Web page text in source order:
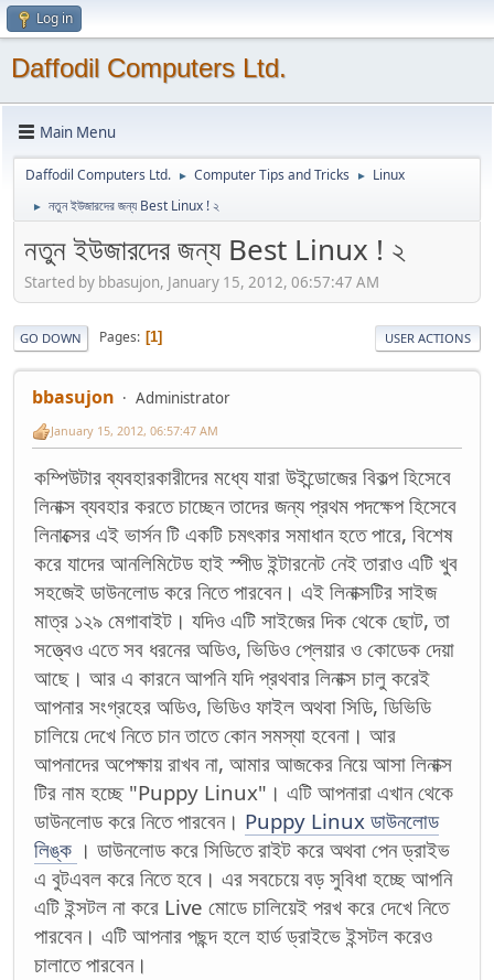
Log in
Daffodil Computers Ltd.
Main Menu
Daffodil Computers Ltd. ► Computer Tips and Tricks ► Linux
► নতুন ইউজারদের জন্য Best Linux ! ২
নতুন ইউজারদের জন্য Best Linux ! ২
Started by bbasujon, January 15, 2012, 06:57:47 AM
GO DOWN Pages 1 USER ACTIONS
bbasujon Administrator
January 15, 2012, 06:57:47 AM
কম্পিউটার ব্যবহারকারীদের মধ্যে যারা উইন্ডোজের বিকল্প হিসেবে
লিনাক্স ব্যবহার করতে চাচ্ছেন তাদের জন্য প্রথম পদক্ষেপ হিসেবে
লিনাক্সের এই ভার্সন টি একটি চমৎকার সমাধান হতে পারে, বিশেষ
করে যাদের আনলিমিটেড হাই স্পীড ইন্টারনেট নেই তারাও এটি খুব
সহজেই ডাউনলোড করে নিতে পারবেন। এই লিনাক্সটির সাইজ
মাত্র ১২৯ মেগাবাইট। যদিও এটি সাইজের দিক থেকে ছোট, তা
সত্ত্বেও এতে সব ধরনের অডিও, ভিডিও প্লেয়ার ও কোডেক দেয়া
আছে। আর এ কারনে আপনি যদি প্রথবার লিনাক্স চালু করেই
আপনার সংগ্রহের অডিও, ভিডিও ফাইল অথবা সিডি, ডিভিডি
চালিয়ে দেখে নিতে চান তাতে কোন সমস্যা হবেনা। আর
আপনাদের অপেক্ষায় রাখব না, আমার আজকের নিয়ে আসা লিনাক্স
টির নাম হচ্ছে "Puppy Linux"। এটি আপনারা এখান থেকে
ডাউনলোড করে নিতে পারবেন। Puppy Linux ডাউনলোড
লিঙ্ক । ডাউনলোড করে সিডিতে রাইট করে অথবা পেন ড্রাইভ
এ বুটএবল করে নিতে হবে। এর সবচেয়ে বড় সুবিধা হচ্ছে আপনি
এটি ইন্সটল না করে Live মোডে চালিয়েই পরখ করে দেখে নিতে
পারবেন। এটি আপনার পছন্দ হলে হার্ড ড্রাইভে ইন্সটল করেও
চালাতে পারবেন।